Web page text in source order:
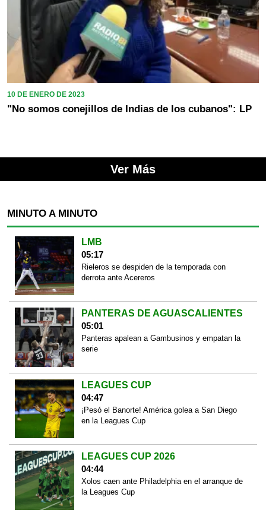
10 DE ENERO DE 2023
"No somos conejillos de Indias de los cubanos": LP
Ver Más
MINUTO A MINUTO
LMB
05:17
Rieleros se despiden de la temporada con
derrota ante Acereros
PANTERAS DE AGUASCALIENTES
05:01
Panteras apalean a Gambusinos y empatan la
serie
LEAGUES CUP
04:47
¡Pesó el Banorte! América golea a San Diego
en la Leagues Cup
LEAGUES CUP 2026
04:44
Xolos caen ante Philadelphia en el arranque de
la Leagues Cup